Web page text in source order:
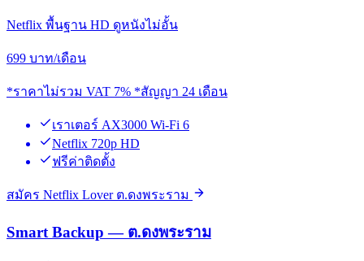
Netflix พื้นฐาน HD ดูหนังไม่อั้น
699 บาท/เดือน
*ราคาไม่รวม VAT 7% *สัญญา 24 เดือน
เราเตอร์ AX3000 Wi-Fi 6
Netflix 720p HD
ฟรีค่าติดตั้ง
สมัคร Netflix Lover ต.ดงพระราม
Smart Backup — ต.ดงพระราม